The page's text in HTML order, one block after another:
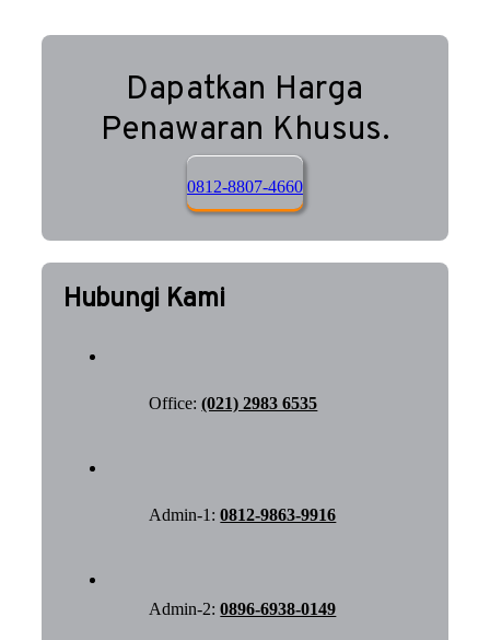
Dapatkan Harga
Penawaran Khusus.
0812-8807-4660
Hubungi Kami
Office:(021) 2983 6535
Admin-1:0812-9863-9916
Admin-2:0896-6938-0149